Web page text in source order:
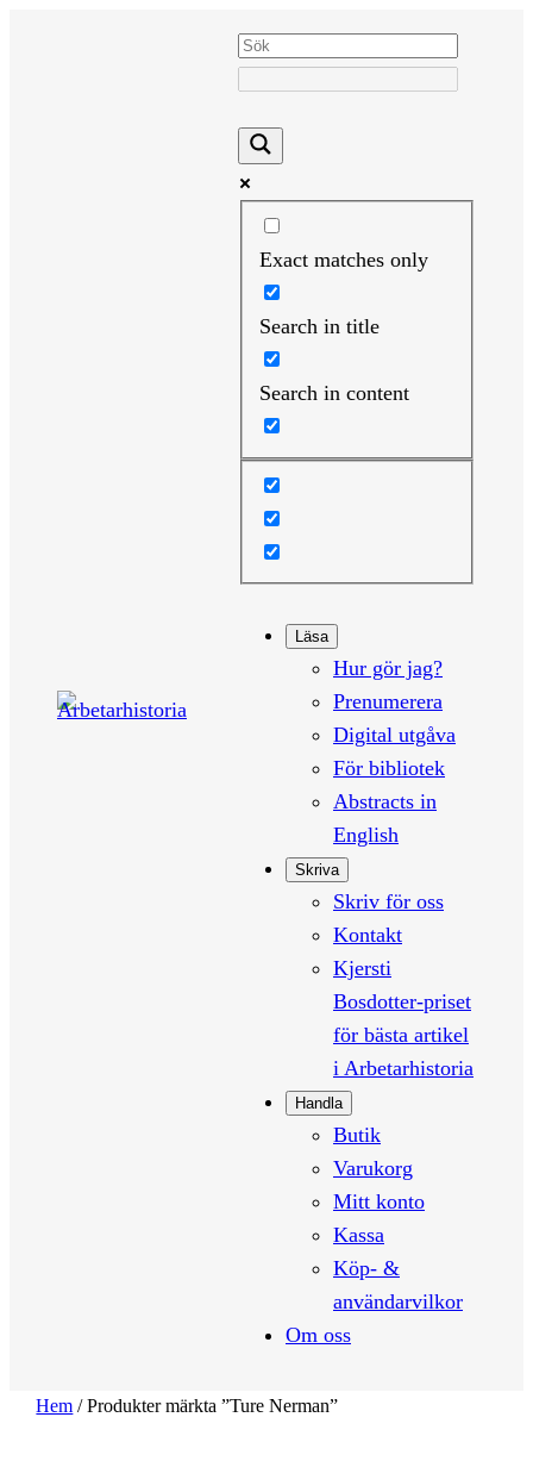
Exact matches only
Search in title
Search in content
Läsa
Hur gör jag?
Prenumerera
Digital utgåva
För bibliotek
Abstracts in
English
Skriva
Skriv för oss
Kontakt
Kjersti
Bosdotter-priset
för bästa artikel
i Arbetarhistoria
Handla
Butik
Varukorg
Mitt konto
Kassa
Köp- &
användarvilkor
Om oss
Hem / Produkter märkta ”Ture Nerman”